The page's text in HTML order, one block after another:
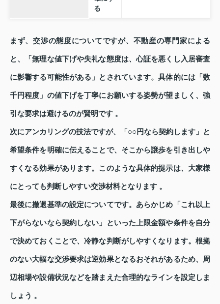
る
まず、交渉の態度についてですが、不動産の専門家による
と、「無理な値下げや失礼な態度は、心証を悪くし入居審査
に影響する可能性がある」とされています。具体的には「数
千円程度」の値下げを丁寧にお願いする姿勢が望ましく、強
引な要求は避けるのが賢明です 。
次にアンカリングの技法ですが、「○○円なら契約します」と
希望条件を明確に伝えることで、そこから譲歩を引き出しや
すくなる効果があります。このような具体的提示は、大家様
にとっても判断しやすい交渉材料となります 。
最後に撤退基準の設定についてです。あらかじめ「これ以上
下がらないなら契約しない」といった上限金額や条件を自分
で決めておくことで、冷静な判断がしやすくなります。根拠
のない大幅な交渉要求は逆効果となるおそれがあるため、周
辺相場や設備状況などを踏まえた合理的なラインを設定しま
しょう 。